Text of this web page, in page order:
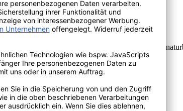
in Glasfläschchen, › Gehäuse aus
in einem Riesenauswahl, › Einzigartiges...